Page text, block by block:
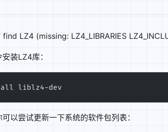
隐形开销.md
LZ4 (missing: LZ4_LIBRARIES
装LZ4库：
liblz4-dev
以尝试更新一下系统的软件包列表：